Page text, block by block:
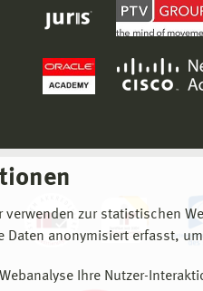
zur statistischen
anonymisiert erfasst,
Ihre Nutzer-